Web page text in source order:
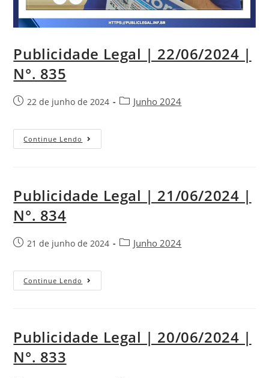
Publicidade Legal | 22/06/2024 |
N°. 835
22 de junho de 2024 Junho 2024
Continue Lendo
Publicidade Legal | 21/06/2024 |
N°. 834
21 de junho de 2024 Junho 2024
Continue Lendo
Publicidade Legal | 20/06/2024 |
N°. 833